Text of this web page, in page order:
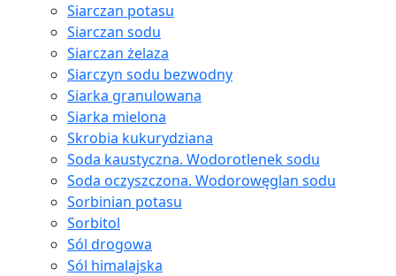
Siarczan potasu
Siarczan sodu
Siarczan żelaza
Siarczyn sodu bezwodny
Siarka granulowana
Siarka mielona
Skrobia kukurydziana
Soda kaustyczna. Wodorotlenek sodu
Soda oczyszczona. Wodorowęglan sodu
Sorbinian potasu
Sorbitol
Sól drogowa
Sól himalajska